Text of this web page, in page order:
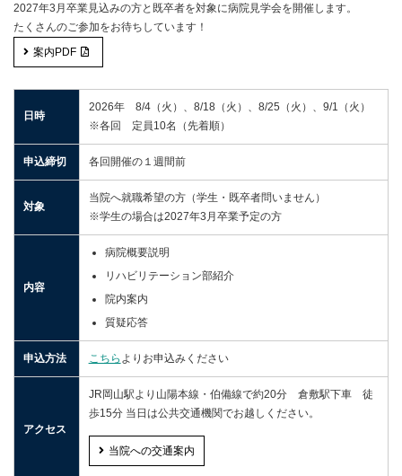
2027年3月卒業見込みの方と既卒者を対象に病院見学会を開催します。
たくさんのご参加をお待ちしています！
案内PDF
日時
2026年 8/4（火）、8/18（火）、8/25（火）、9/1（火）
※各回 定員10名（先着順）
申込締切 各回開催の１週間前
対象
当院へ就職希望の方（学生・既卒者問いません）
※学生の場合は2027年3月卒業予定の方
内容
病院概要説明
リハビリテーション部紹介
院内案内
質疑応答
申込方法 こちら よりお申込みください
アクセス
JR岡山駅より山陽本線・伯備線で約20分 倉敷駅下車 徒
歩15分 当日は公共交通機関でお越しください。
当院への交通案内